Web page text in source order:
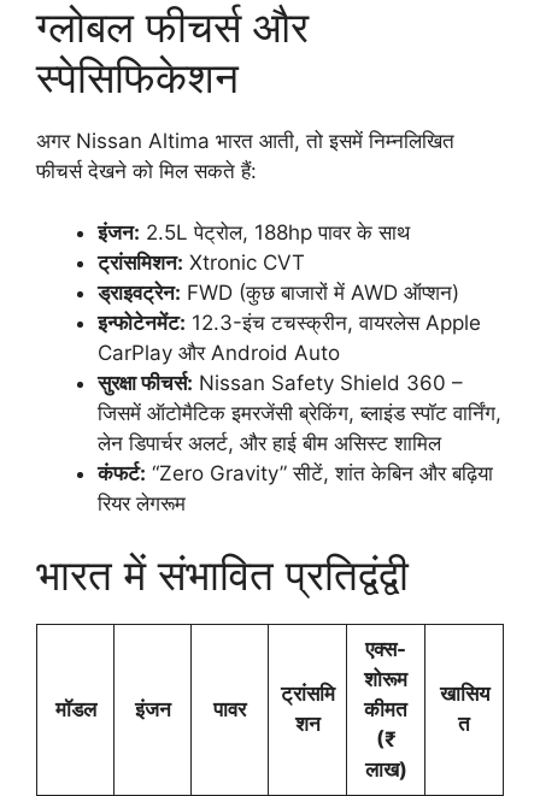
ग्लोबल फीचर्स और
स्पेसिफिकेशन
अगर Nissan Altima भारत आती, तो इसमें निम्नलिखित
फीचर्स देखने को मिल सकते हैं:
इंजन: 2.5L पेट्रोल, 188hp पावर के साथ
ट्रांसमिशन: Xtronic CVT
ड्राइवट्रेन: FWD (कुछ बाजारों में AWD ऑप्शन)
इन्फोटेनमेंट: 12.3-इंच टचस्क्रीन, वायरलेस Apple
CarPlay और Android Auto
सुरक्षा फीचर्स: Nissan Safety Shield 360 –
जिसमें ऑटोमैटिक इमरजेंसी ब्रेकिंग, ब्लाइंड स्पॉट वार्निंग,
लेन डिपार्चर अलर्ट, और हाई बीम असिस्ट शामिल
कंफर्ट: “Zero Gravity” सीटें, शांत केबिन और बढ़िया
रियर लेगरूम
भारत में संभावित प्रतिद्वंद्वी
मॉडल इंजन पावर
ट्रांसमि
शन
एक्स-
शोरूम
कीमत
(₹
लाख)
खासिय
त